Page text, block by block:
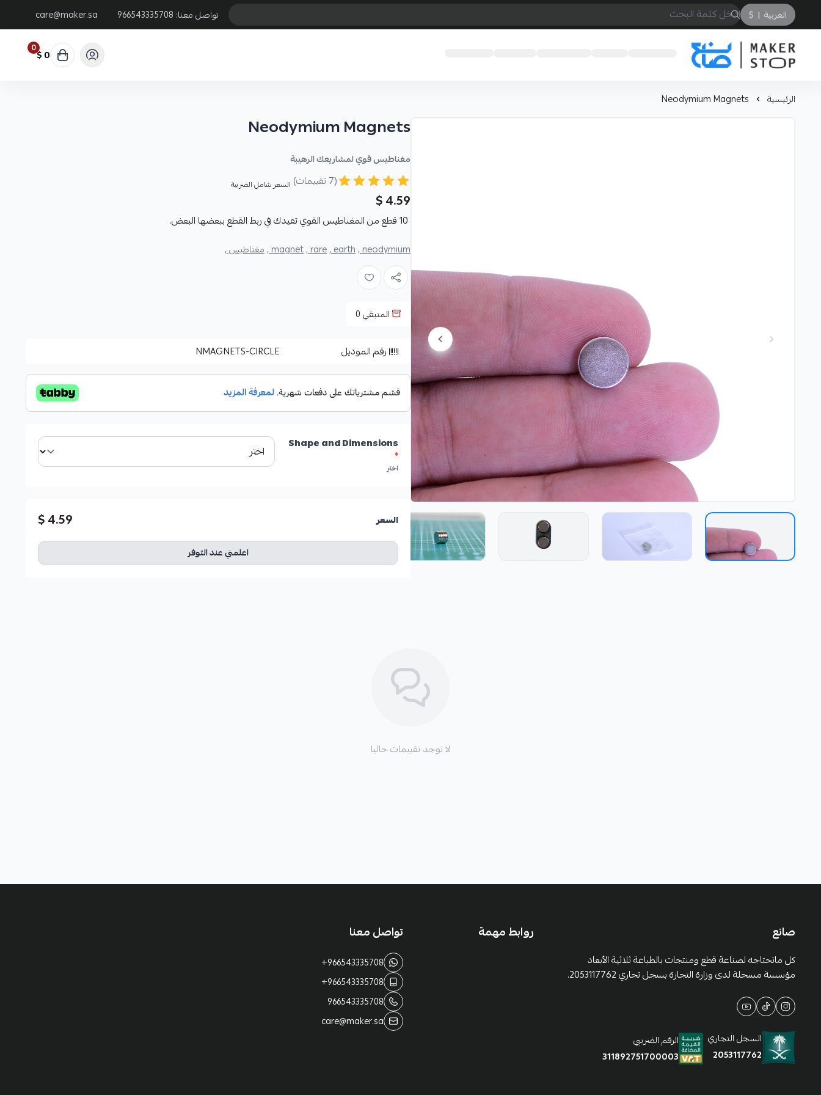
العربية |
$ تواصل معنا: 966543335708
care@maker.sa
صانع
0 0 $
الرئيسية Neodymium Magnets
Neodymium Magnets
مغناطيس قوي لمشاريعك الرهيبة
(7 تقييمات) السعر شامل الضريبة
4.59 $
10 قطع من المغناطيس القوي تفيدك في ربط القطع ببعضها البعض.
neodymium ,
earth ,
rare ,
magnet , مغناطيس ,
المتبقي0
رقم الموديل NMAGNETS-CIRCLE
Shape and Dimensions
*
اختر
السعر 4.59 $
اعلمني عند التوفر
لا توجد تقييمات حاليا
صانع
كل ماتحتاجه لصناعة قطع ومنتجات بالطباعة ثلاثية الأبعاد
مؤسسة مسجلة لدى وزارة التجارة بسجل تجاري 2053117762.
السجل التجاري
2053117762
الرقم الضريبي
311892751700003
روابط مهمة تواصل معنا
+966543335708
+966543335708
966543335708
care@maker.sa